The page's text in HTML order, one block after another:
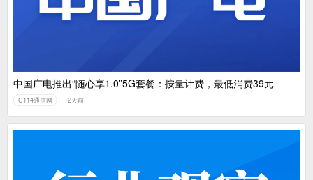
中国广电推出“随心享1.0”5G套餐：按量计费，最低消费39元
C114通信网 2天前